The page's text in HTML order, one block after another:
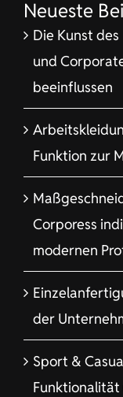
Neueste
Die Kunst
und
beeinflussen
Funktion zur
Corporess
modernen
der
Sport &
Funktionalität